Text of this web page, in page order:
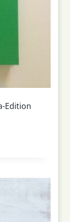
Edition